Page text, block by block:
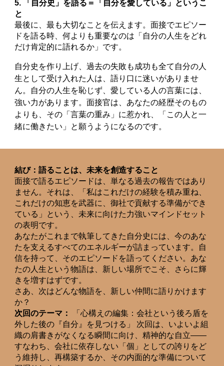
5. 「自分史」を語る＝「自分を愛している」というこ
と
最後に、最も大切なことを伝えます。面接でエピソー
ドを語る時、何よりも重要なのは「自分の人生をどれ
だけ肯定的に語れるか」です。
自分史を作り上げ、過去の失敗も成功も全て自分の人
生として受け入れた人は、語り口に迷いがありませ
ん。自分の人生を恥じず、愛している人の言葉には、
強い力があります。面接官は、あなたの経歴そのもの
よりも、その「言葉の重み」に惹かれ、「この人と一
緒に働きたい」と願うようになるのです。
結び：語ることは、未来を創造すること
面接で語るエピソードは、単なる過去の報告ではあり
ません。それは、「私はこれだけの経験を積み重ね、
これだけの知恵を武器に、御社で貢献する準備ができ
ている」という、未来に向けた力強いマインドセット
の表明です。
あなたがこれまで執筆してきた自分史には、今のあな
たを支えるすべてのエネルギーが詰まっています。自
信を持って、そのエピソードを語ってください。あな
たの人生という物語は、新しい場所でこそ、さらに輝
きを増すはずです。
さあ、次はどんな物語を、新しい仲間に語りかけます
か？
次回のテーマ：
「心構えの編集：会社という後ろ盾を
外した後の『自分』を見つける」 次回は、いよいよ組
織の肩書きがなくなる瞬間に向け、精神的な自立——
すなわち、会社に依存しない「個」としての誇りをど
う維持し、再構築するか、その内面的な準備について